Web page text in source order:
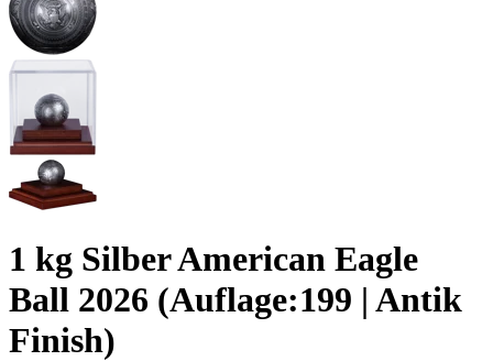
1 kg Silber American Eagle
Ball 2026 (Auflage:199 | Antik
Finish)